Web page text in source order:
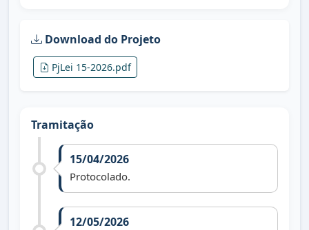
Download do Projeto
PjLei 15-2026.pdf
Tramitação
15/04/2026
Protocolado.
12/05/2026